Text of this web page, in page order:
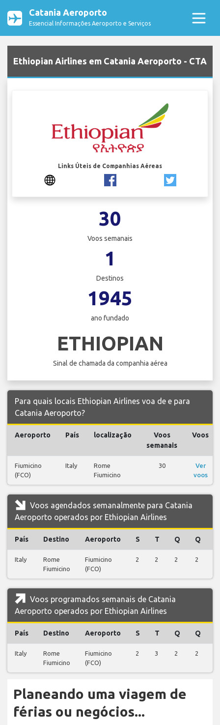
Catania Aeroporto
Essencial Informações Aeroporto e Serviços
Ethiopian Airlines em Catania Aeroporto - CTA
Links Úteis de Companhias Aéreas
30
Voos semanais
1
Destinos
1945
ano fundado
ETHIOPIAN
Sinal de chamada da companhia aérea
Para quais locais Ethiopian Airlines voa de e para
Catania Aeroporto?
Aeroporto País localização
Voos
semanais
Voos
Fiumicino
(FCO)
Italy
Rome
Fiumicino
30
Ver
voos
Voos agendados semanalmente para Catania
Aeroporto operados por Ethiopian Airlines
País Destino Aeroporto S T Q Q
Italy
Rome
Fiumicino
Fiumicino
(FCO)
2 2 2 2
Voos programados semanais de Catania
Aeroporto operados por Ethiopian Airlines
País Destino Aeroporto S T Q Q
Italy
Rome
Fiumicino
Fiumicino
(FCO)
2 3 2 2
Planeando uma viagem de
férias ou negócios...